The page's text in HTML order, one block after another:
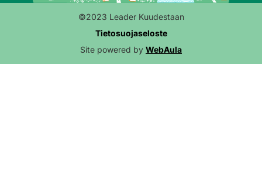
©2023 Leader Kuudestaan
Tietosuojaseloste
Site powered by WebAula